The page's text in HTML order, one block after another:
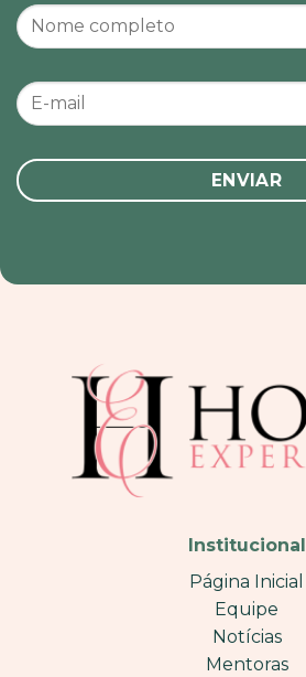
Institucional
Página Inicial
Equipe
Notícias
Mentoras